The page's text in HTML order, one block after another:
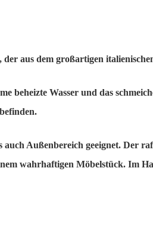
aus dem großartigen
beheizte Wasser und das
auch Außenbereich geeignet. Der
wahrhaftigen Möbelstück. Im